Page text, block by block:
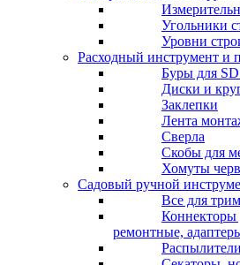
Угольники
Уровни
Расходный инструмент и
Буры для
Диски и
Заклепки
Лента
Сверла
Скобы для
Хомуты
Садовый ручной
Все для
ремонтные,